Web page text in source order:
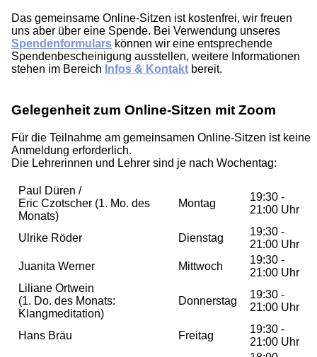
Das gemeinsame Online-Sitzen ist kostenfrei, wir freuen
uns aber über eine Spende. Bei Verwendung unseres
Spendenformulars können wir eine entsprechende
Spendenbescheinigung ausstellen, weitere Informationen
stehen im Bereich Infos & Kontakt bereit.
Gelegenheit zum Online-Sitzen mit Zoom
Für die Teilnahme am gemeinsamen Online-Sitzen ist keine
Anmeldung erforderlich.
Die Lehrerinnen und Lehrer sind je nach Wochentag:
Paul Düren /
Eric Czotscher (1. Mo. des
Monats)
Montag
19:30 -
21:00 Uhr
Ulrike Röder Dienstag
19:30 -
21:00 Uhr
Juanita Werner
Mittwoch
19:30 -
21:00 Uhr
Liliane Ortwein
(1. Do. des Monats:
Klangmeditation)
Donnerstag
19:30 -
21:00 Uhr
Hans Bräu Freitag
19:30 -
21:00 Uhr